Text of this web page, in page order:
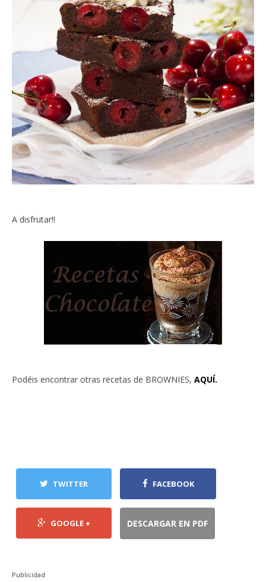
A disfrutar!!
Podéis encontrar otras recetas de BROWNIES, AQUÍ.
TWITTER FACEBOOK
GOOGLE + DESCARGAR EN PDF
Publicidad